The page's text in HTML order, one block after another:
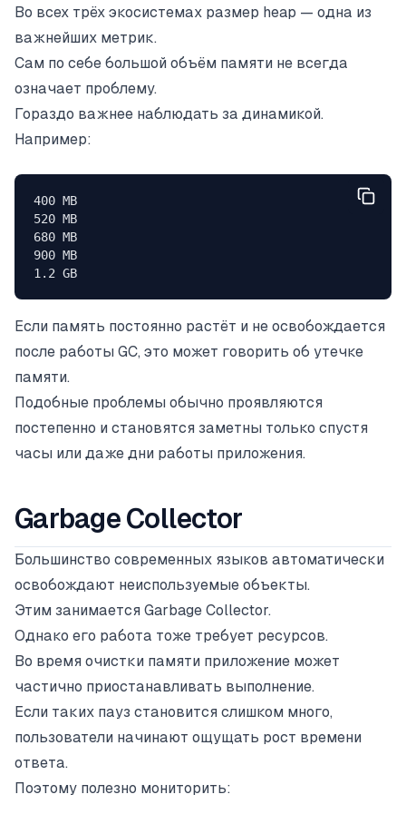
Во всех трёх экосистемах размер heap — одна из
важнейших метрик.
Сам по себе большой объём памяти не всегда
означает проблему.
Гораздо важнее наблюдать за динамикой.
Например:
400 MB
520 MB
680 MB
900 MB
1.2 GB
Если память постоянно растёт и не освобождается
после работы GC, это может говорить об утечке
памяти.
Подобные проблемы обычно проявляются
постепенно и становятся заметны только спустя
часы или даже дни работы приложения.
Garbage Collector
Большинство современных языков автоматически
освобождают неиспользуемые объекты.
Этим занимается Garbage Collector.
Однако его работа тоже требует ресурсов.
Во время очистки памяти приложение может
частично приостанавливать выполнение.
Если таких пауз становится слишком много,
пользователи начинают ощущать рост времени
ответа.
Поэтому полезно мониторить: